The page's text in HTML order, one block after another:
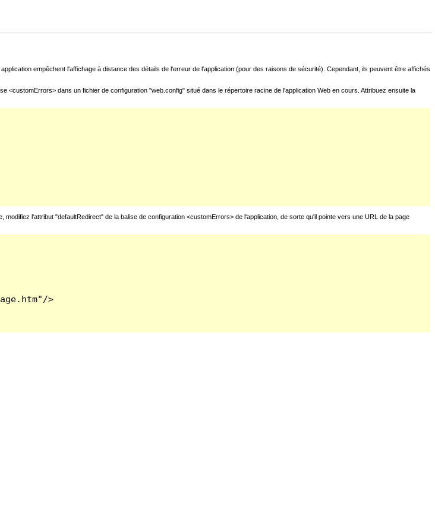
empêchent l'affichage à distance des détails de l'erreur de l'application (pour des raisons de sécurité). Cependant, ils peuvent être affichés
dans un fichier de configuration "web.config" situé dans le répertoire racine de l'application Web en cours. Attribuez ensuite la
l'attribut "defaultRedirect" de la balise de configuration <customErrors> de l'application, de sorte qu'il pointe vers une URL de la page
>